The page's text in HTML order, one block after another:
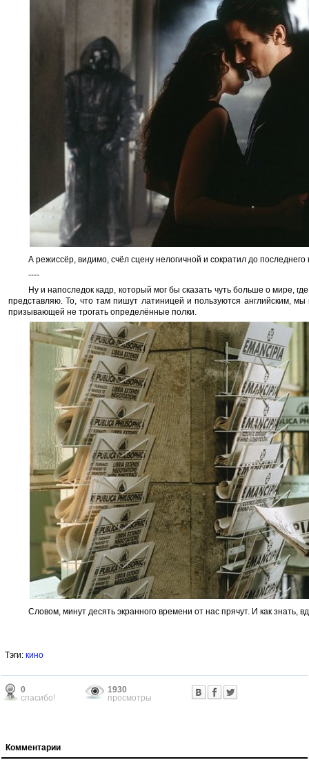
А режиссёр, видимо, счёл сцену нелогичной и сократил до последнего
----
Ну и напоследок кадр, который мог бы сказать чуть больше о мире,
представляю. То, что там пишут латиницей и пользуются английским, мы
призывающей не трогать определённые полки.
Словом, минут десять экранного времени от нас прячут. И как знать,
Тэги: кино
0
спасибо!
1930
просмотры
Комментарии